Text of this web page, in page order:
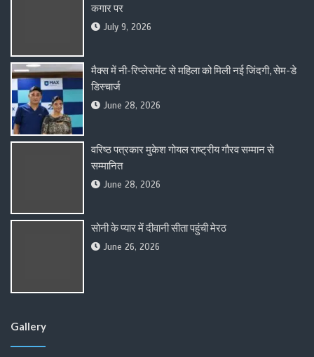
कगार पर
July 9, 2026
मैक्स में नी-रिप्लेसमेंट से महिला को मिली नई जिंदगी, सेम-डे
डिस्चार्ज
June 28, 2026
वरिष्ठ पत्रकार मुकेश गोयल राष्ट्रीय गौरव सम्मान से
सम्मानित
June 28, 2026
सोनी के प्यार में दीवानी सीता पहुंची मेरठ
June 26, 2026
Gallery